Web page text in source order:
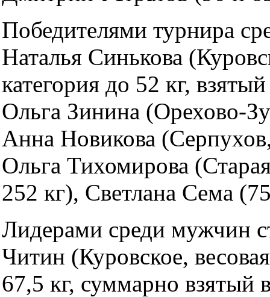
Победителями турнира
Наталья Синькова
категория до 52 кг,
Ольга Зинина (Орехово-
Анна Новикова
Ольга Тихомирова
252 кг), Светлана Сема
Лидерами среди мужчин
Читин (Куровское,
67,5 кг, суммарно взятый